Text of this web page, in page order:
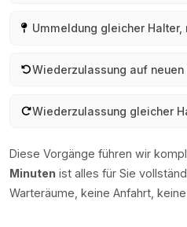
Ummeldung gleicher Halter,
Wiederzulassung auf neuen
Wiederzulassung gleicher
Diese Vorgänge führen wir
Minuten ist alles für Sie
Warteräume, keine Anfahrt,